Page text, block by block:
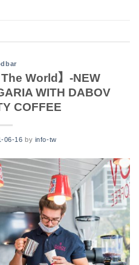
The World】-NEW
WITH DABOV
COFFEE
06-16 by info-tw